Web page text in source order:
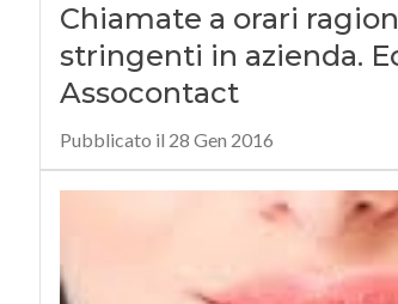
Chiamate a orari
stringenti in azienda.
Assocontact
Pubblicato il 28 Gen 2016